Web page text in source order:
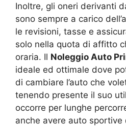
Inoltre, gli oneri derivanti
sono sempre a carico
le revisioni, tasse e
solo nella quota di affitto
oraria. Il Noleggio Auto
ideale ed ottimale dove
di cambiare l’auto che
tenendo presente il suo
occorre per lunghe
anche avere auto sportive